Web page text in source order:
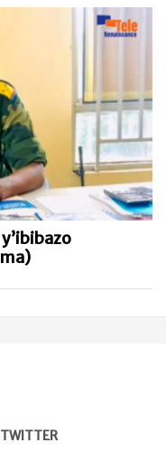
TWITTER